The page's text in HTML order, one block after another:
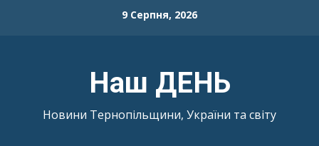
9 Серпня, 2026
Наш ДЕНЬ
Новини Тернопільщини, України та світу